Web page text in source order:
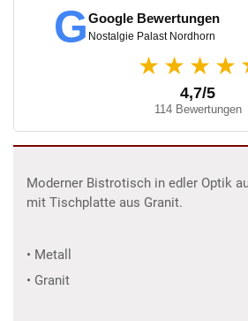
GGoogle Bewertungen
Nostalgie Palast Nordhorn
★★★★
4,7/5
114 Bewertungen
Moderner Bistrotisch in edler Optik
mit Tischplatte aus Granit.
• Metall
• Granit